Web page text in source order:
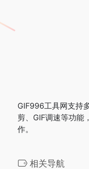
GIF996工具网支持
剪、GIF调速等功能
作。
相关导航